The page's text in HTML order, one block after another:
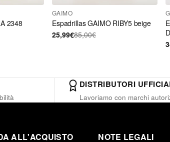
2348
GAIMO
Espadrillas GAIMO RIBY5 beige
25,99€85,00€
DISTRIBUTORI
Lavoriamo con marchi
ALL'ACQUISTO NOTE LEGALI